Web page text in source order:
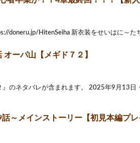
doneru.jp/HitenSeiha 新衣装をせいはに～た
オーパ山【メギド７２】
のネタバレが含まれます。 2025年9月13日
～メインストーリー【初見本編プレ